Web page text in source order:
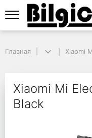
Xiaomi Mi Electric Scooter
Главная Xiaomi
Xiaomi Mi
Black